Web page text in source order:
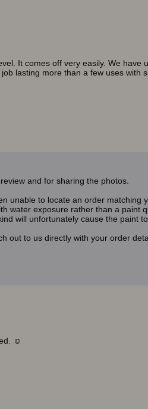
It comes off very easily. We
lasting more than a few uses
and for sharing the photos.
unable to locate an order
water exposure rather than a
will unfortunately cause the paint to
out to us directly with your order
☺️